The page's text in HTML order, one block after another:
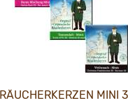
RÄUCHERKERZEN MINI